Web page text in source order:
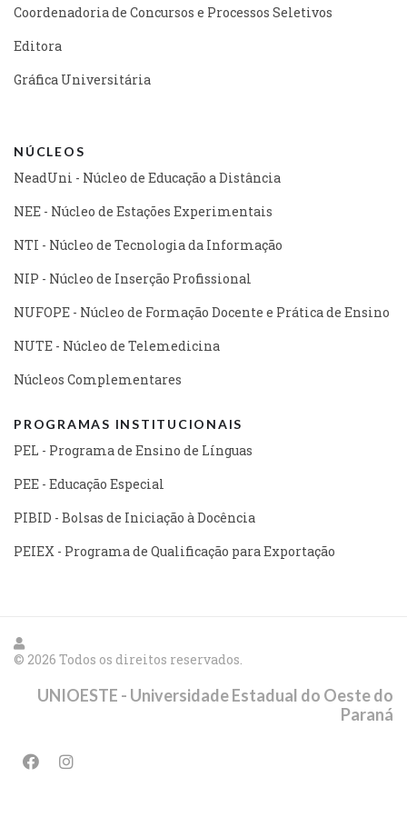
Coordenadoria de Concursos e Processos Seletivos
Editora
Gráfica Universitária
NÚCLEOS
NeadUni - Núcleo de Educação a Distância
NEE - Núcleo de Estações Experimentais
NTI - Núcleo de Tecnologia da Informação
NIP - Núcleo de Inserção Profissional
NUFOPE - Núcleo de Formação Docente e Prática de Ensino
NUTE - Núcleo de Telemedicina
Núcleos Complementares
PROGRAMAS INSTITUCIONAIS
PEL - Programa de Ensino de Línguas
PEE - Educação Especial
PIBID - Bolsas de Iniciação à Docência
PEIEX - Programa de Qualificação para Exportação
© 2026 Todos os direitos reservados.
UNIOESTE - Universidade Estadual do Oeste do
Paraná